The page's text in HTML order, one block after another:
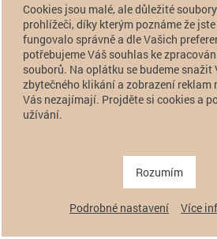
 +420

verze pro PC
Cookies jsou malé, ale důležité
prohlížeči, díky kterým poznáme že
fungovalo správně a dle Vašich
potřebujeme Váš souhlas ke
souborů. Na oplátku se budeme snažit
zbytečného klikání a zobrazení reklam
Vás nezajímají. Projděte si cookies a
užívání.
Rozumím
Podrobné nastavení Více